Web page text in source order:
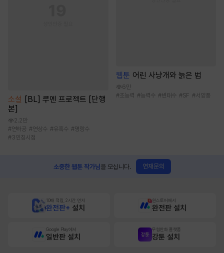
소설
[BL] 루멘 프로젝트 [단행
본]
2.2만
#연하공 #연상수 #유혹수 #명랑수
#3인칭시점
웹툰 어린 사냥개와 늙은 범
6만
#초능력 #능력수 #변태수 #SF #서양풍
소중한 웹툰 작가님을 모십니다. 연재문의
10배 적립, 2시간 먼저
완전판+ 설치
원스토어에서
완전판 설치
Google Play에서
일반판 설치
무협만화 플랫폼
강툰 설치